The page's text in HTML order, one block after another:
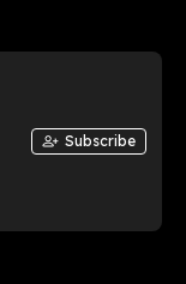
Subscribe